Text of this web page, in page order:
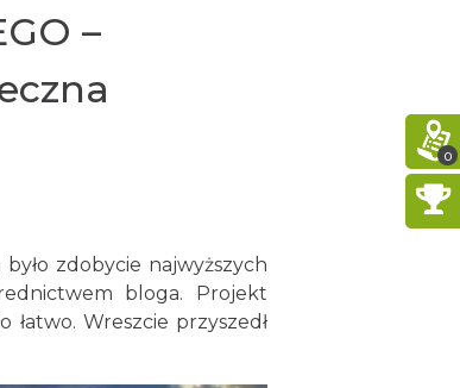
–
zdobycie najwyższych
bloga. Projekt
Wreszcie przyszedł
0